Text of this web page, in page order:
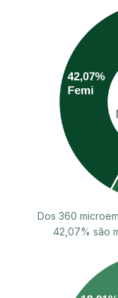
Dos 360
42,07% são